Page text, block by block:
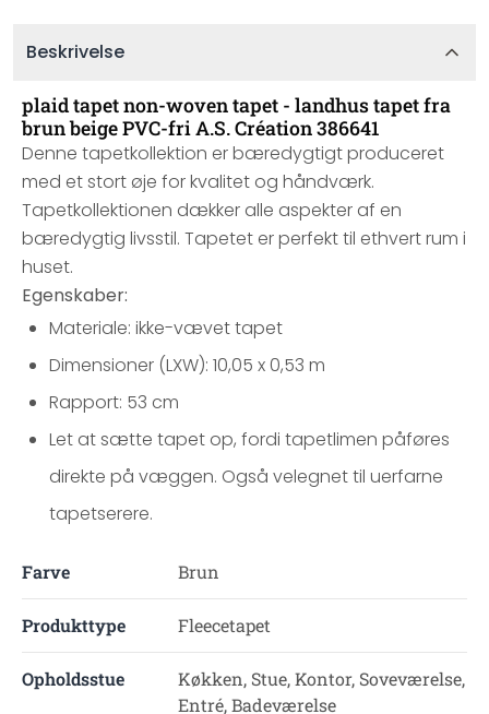
Beskrivelse
plaid tapet non-woven tapet - landhus tapet fra
brun beige PVC-fri A.S. Création 386641
Denne tapetkollektion er bæredygtigt produceret
med et stort øje for kvalitet og håndværk.
Tapetkollektionen dækker alle aspekter af en
bæredygtig livsstil. Tapetet er perfekt til ethvert rum i
huset.
Egenskaber:
Materiale: ikke-vævet tapet
Dimensioner (LXW): 10,05 x 0,53 m
Rapport: 53 cm
Let at sætte tapet op, fordi tapetlimen påføres
direkte på væggen. Også velegnet til uerfarne
tapetserere.
Farve Brun
Produkttype Fleecetapet
Opholdsstue
Køkken, Stue, Kontor, Soveværelse,
Entré, Badeværelse